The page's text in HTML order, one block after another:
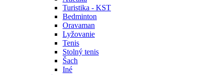
Turistika - KST
Bedminton
Oravaman
Lyžovanie
Tenis
Stolný tenis
Šach
Iné